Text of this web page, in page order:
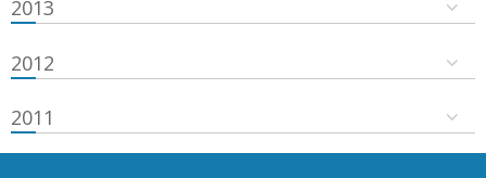
2013
2012
2011